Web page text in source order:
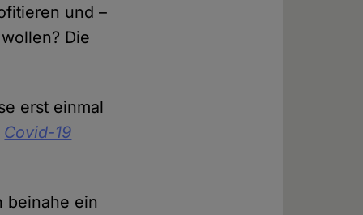
und –
Die
erst einmal
Covid-19
beinahe ein